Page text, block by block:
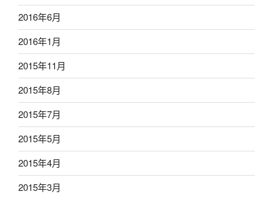
2016年6月
2016年1月
2015年11月
2015年8月
2015年7月
2015年5月
2015年4月
2015年3月